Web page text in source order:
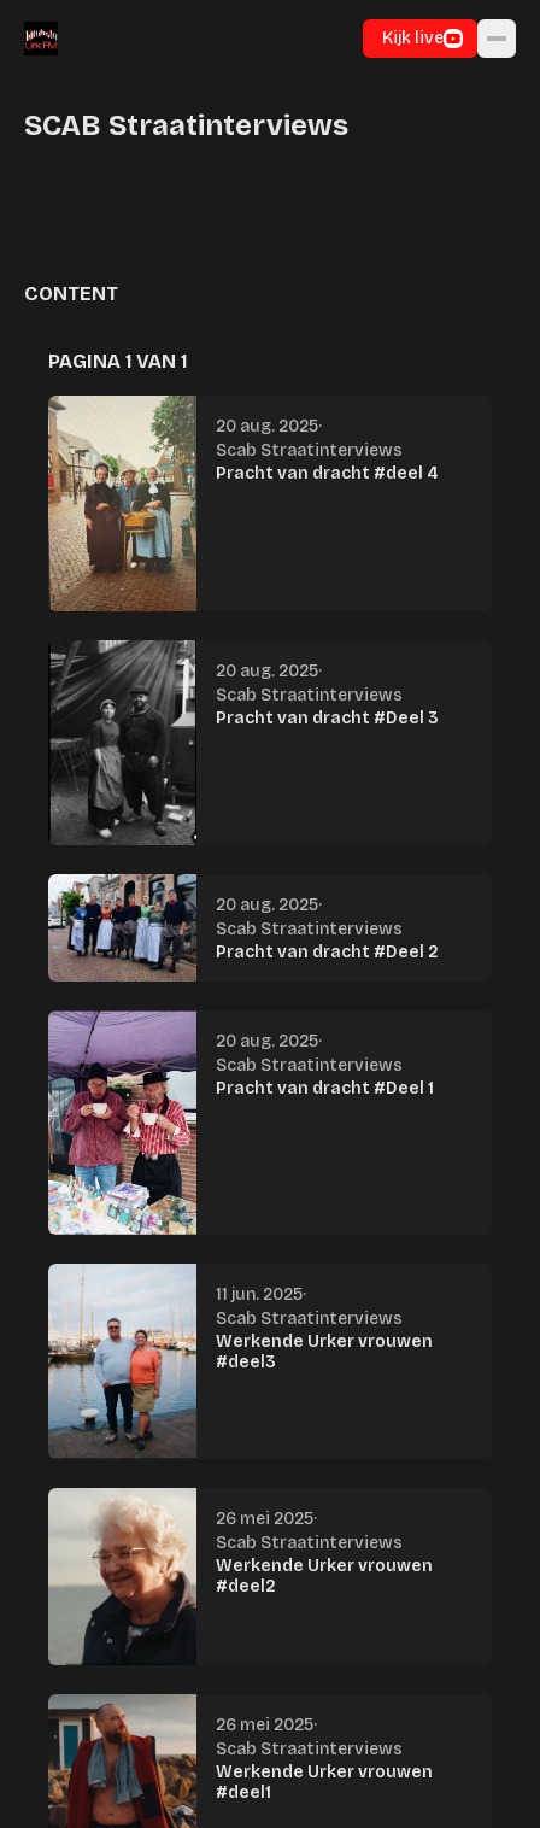
Kijk live
SCAB Straatinterviews
CONTENT
PAGINA 1 VAN 1
20 aug. 2025·
Scab Straatinterviews
Pracht van dracht #deel 4
20 aug. 2025·
Scab Straatinterviews
Pracht van dracht #Deel 3
20 aug. 2025·
Scab Straatinterviews
Pracht van dracht #Deel 2
20 aug. 2025·
Scab Straatinterviews
Pracht van dracht #Deel 1
11 jun. 2025·
Scab Straatinterviews
Werkende Urker vrouwen
#deel3
26 mei 2025·
Scab Straatinterviews
Werkende Urker vrouwen
#deel2
26 mei 2025·
Scab Straatinterviews
Werkende Urker vrouwen
#deel1